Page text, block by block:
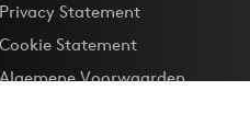
Privacy Statement
Cookie Statement
Algemene Voorwaarden